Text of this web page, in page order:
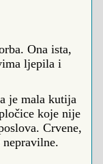
Ona ista,
ljepila i
je mala kutija
koje nije
Crvene,
nepravilne.